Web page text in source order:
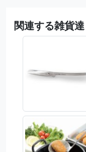
関連する雑貨達